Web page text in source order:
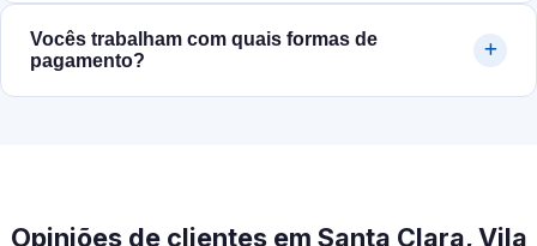
Vocês trabalham com quais formas de
pagamento?
Opiniões de clientes em Santa Clara, Vila